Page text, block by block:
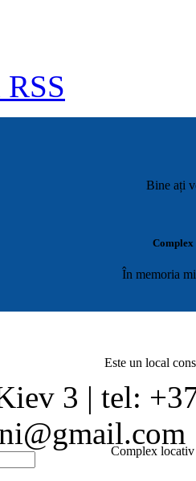
Bine ați
În memoria
Este un local
Complex
3 | tel: